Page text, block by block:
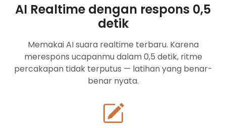
AI Realtime dengan respons 0,5
detik
Memakai AI suara realtime terbaru. Karena
merespons ucapanmu dalam 0,5 detik, ritme
percakapan tidak terputus — latihan yang benar-
benar nyata.